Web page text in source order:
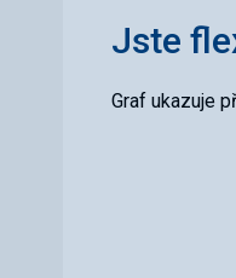
Jste
Graf ukazuje